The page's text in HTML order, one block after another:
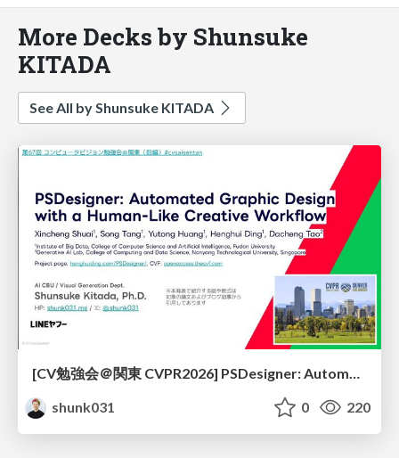
More Decks by Shunsuke
KITADA
See All by Shunsuke KITADA
[CV勉強会＠関東 CVPR2026] PSDesigner: Automated Graphic Design with a Human-Like Creative Workflow / kantocv 67th CVPR 2026
shunk031
0 220